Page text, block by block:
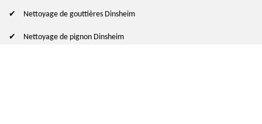
Nettoyage de gouttières Dinsheim
Nettoyage de pignon Dinsheim